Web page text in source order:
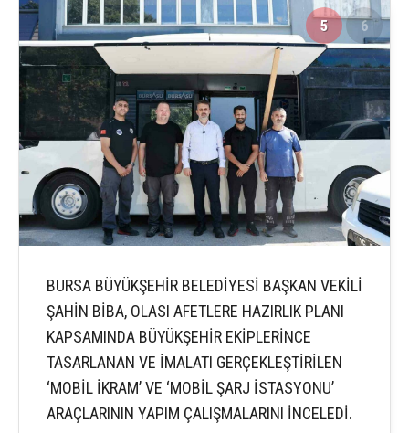
5 6
BURSA BÜYÜKŞEHİR BELEDİYESİ BAŞKAN VEKİLİ
ŞAHİN BİBA, OLASI AFETLERE HAZIRLIK PLANI
KAPSAMINDA BÜYÜKŞEHİR EKİPLERİNCE
TASARLANAN VE İMALATI GERÇEKLEŞTİRİLEN
‘MOBİL İKRAM’ VE ‘MOBİL ŞARJ İSTASYONU’
ARAÇLARININ YAPIM ÇALIŞMALARINI İNCELEDİ.